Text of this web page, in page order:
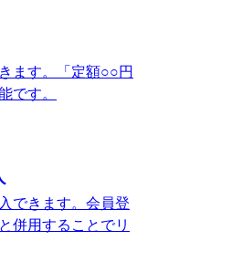
ます。「定額○○円
です。
できます。会員登
併用することでリ